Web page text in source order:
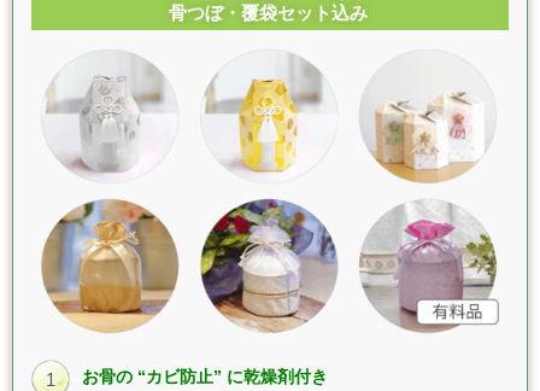
骨つぼ・覆袋セット込み
1 お骨の “カビ防止” に乾燥剤付き